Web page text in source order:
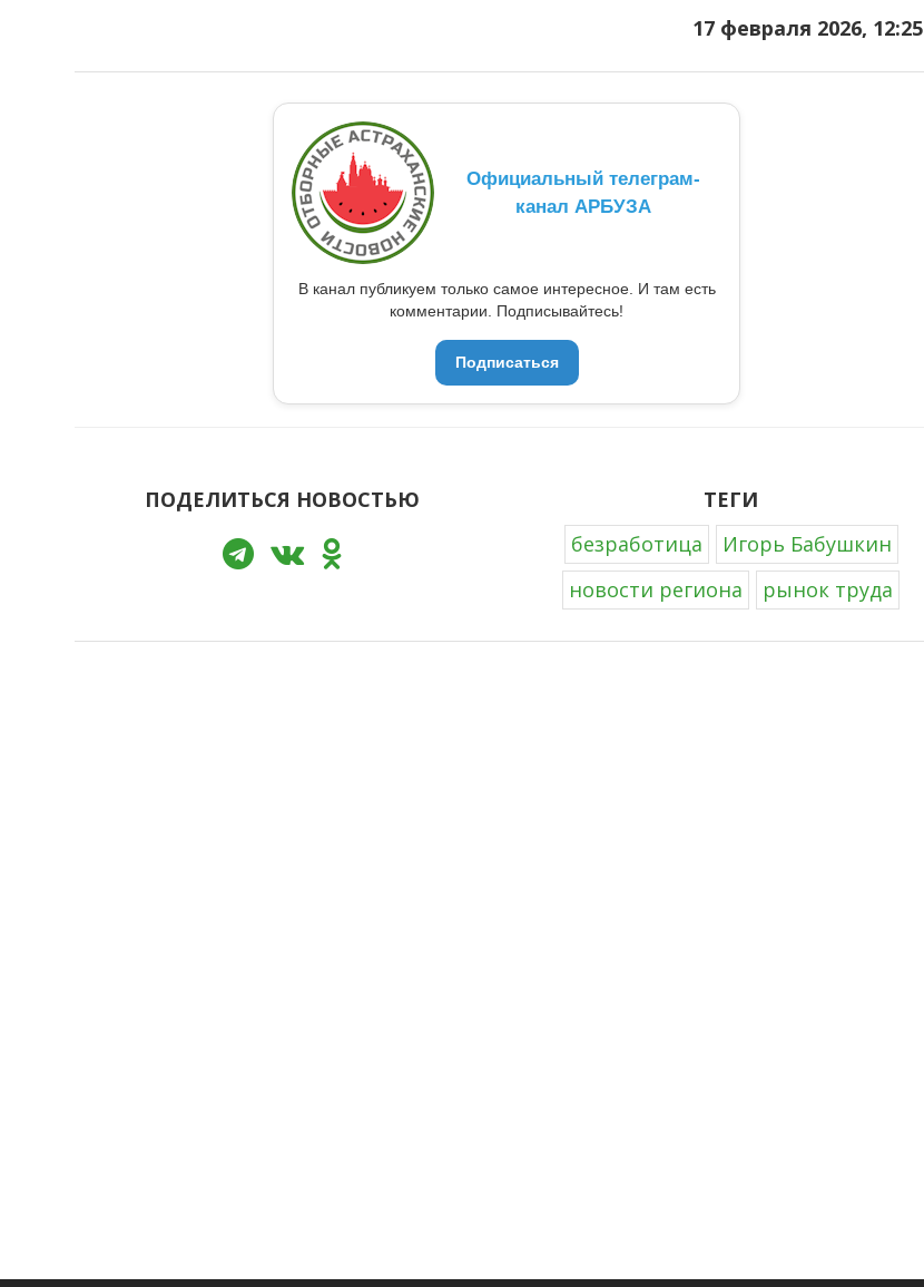
17 февраля 2026, 12:25
Официальный телеграм-
канал АРБУЗА
В канал публикуем только самое интересное. И там есть
комментарии. Подписывайтесь!
Подписаться
ПОДЕЛИТЬСЯ НОВОСТЬЮ
ТЕГИ
безработица
Игорь Бабушкин
новости региона
рынок труда